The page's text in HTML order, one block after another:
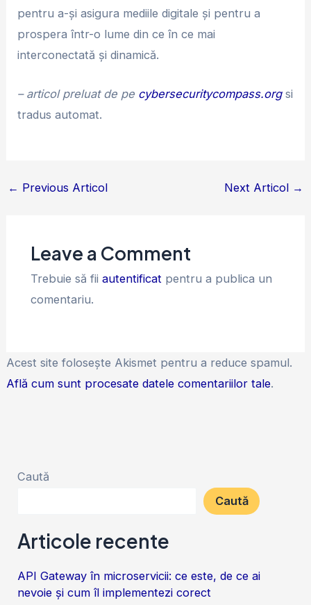
pentru a-și asigura mediile digitale și pentru a
prospera într-o lume din ce în ce mai
interconectată și dinamică.
– articol preluat de pe cybersecuritycompass.orgsi
tradus automat.
← Previous Articol Next Articol →
Leave a Comment
Trebuie să fii autentificat pentru a publica un
comentariu.
Acest site folosește Akismet pentru a reduce spamul.
Află cum sunt procesate datele comentariilor tale.
Caută
Caută
Articole recente
API Gateway în microservicii: ce este, de ce ai
nevoie și cum îl implementezi corect